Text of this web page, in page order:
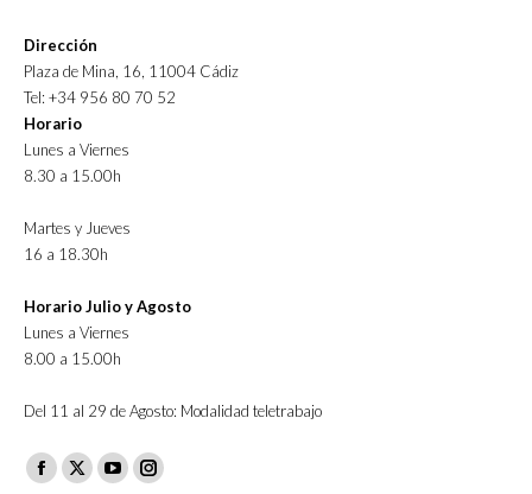
Dirección
Plaza de Mina, 16, 11004 Cádiz
Tel: +34 956 80 70 52
Horario
Lunes a Viernes
8.30 a 15.00h
Martes y Jueves
16 a 18.30h
Horario Julio y Agosto
Lunes a Viernes
8.00 a 15.00h
Del 11 al 29 de Agosto: Modalidad teletrabajo
Facebook
X
YouTubeInstagram